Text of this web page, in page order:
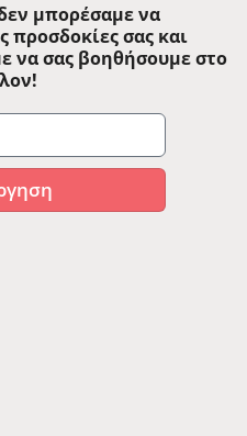
μπορέσαμε να
προσδοκίες σας και
να σας βοηθήσουμε στο